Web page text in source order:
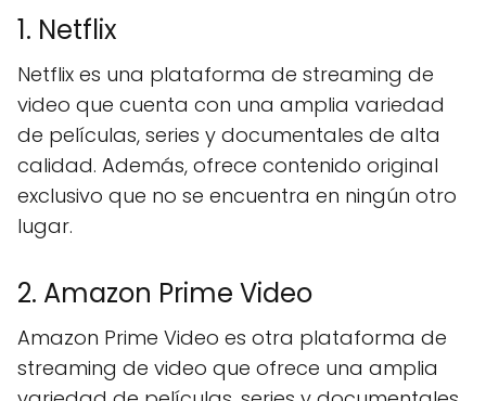
1. Netflix
Netflix es una plataforma de streaming de
video que cuenta con una amplia variedad
de películas, series y documentales de alta
calidad. Además, ofrece contenido original
exclusivo que no se encuentra en ningún otro
lugar.
2. Amazon Prime Video
Amazon Prime Video es otra plataforma de
streaming de video que ofrece una amplia